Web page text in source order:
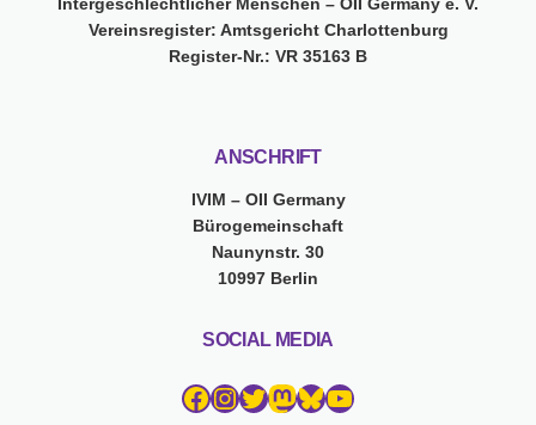
Intergeschlechtlicher Menschen – OII Germany e. V.
Vereinsregister: Amtsgericht Charlottenburg
Register-Nr.: VR 35163 B
ANSCHRIFT
IVIM – OII Germany
Bürogemeinschaft
Naunynstr. 30
10997 Berlin
SOCIAL MEDIA
Facebook InstagramTwitter Mastodon Bluesky YouTube